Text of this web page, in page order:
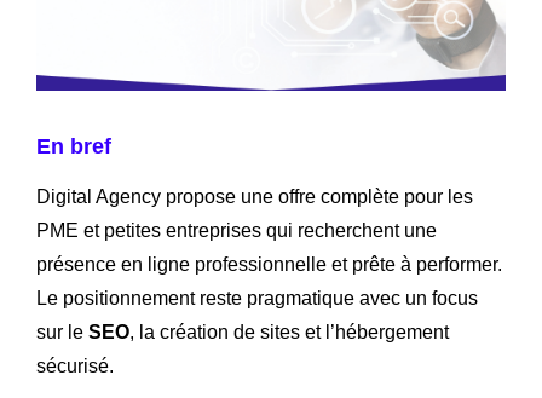
En bref
Digital Agency propose une offre complète pour les
PME et petites entreprises qui recherchent une
présence en ligne professionnelle et prête à performer.
Le positionnement reste pragmatique avec un focus
sur le SEO, la création de sites et l’hébergement
sécurisé.